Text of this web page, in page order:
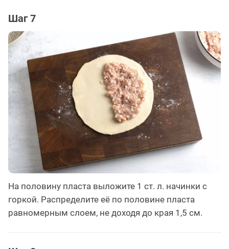
Шаг 7
На половину пласта выложите 1 ст. л. начинки с
горкой. Распределите её по половине пласта
равномерным слоем, не доходя до края 1,5 см.